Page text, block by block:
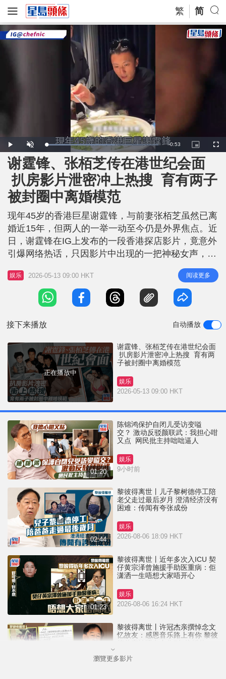
繁 简
P
l
a
y
U
n
m
u
t
e
L
o
a
d
e
d
:
6
1
.
6
0
R
e
m
n
n
-0:53
P
i
c
u
e
-
c
t
r
e
F
u
e
谢霆锋、张栢芝传在港世纪会面
扒房影片泄密冲上热搜 育有两子
被封圈中离婚模范
现年45岁的香港巨星谢霆锋，与前妻张栢芝虽然已离
婚近15年，但两人的一举一动至今仍是外界焦点。近
日，谢霆锋在IG上发布的一段香港探店影片，竟意外
引爆网络热话，只因影片中出现的一把神秘女声，被
无数网民认为与张栢芝的声音极其相似，令这对前夫
妻疑似在香港秘密会面的消息冲上热搜，引发讨论，
网民都估计二人为了儿子而见面。 谢霆锋探店影片
女声成焦点 事件的开端是谢霆锋分享的一段标注为
娱乐 2026-05-13 09:00 HKT 阅读更多
接下来播放 自动播放
正在播放中
谢霆锋、张栢芝传在港世纪会面
扒房影片泄密冲上热搜 育有两
子被封圈中离婚模范
娱乐
2026-05-13 09:00 HKT
01:20
陈锦鸿保护自闭儿受访变嗌
交？ 激动反驳颜联武：我担心咁
又点 网民批主持咄咄逼人
娱乐
9小时前
02:44
黎彼得离世丨儿子黎树德停工陪
老父走过最后岁月 澄清经济没有
困难：传闻有夸张成份
娱乐
2026-08-06 18:09 HKT
01:23
黎彼得离世丨近年多次入ICU 契
仔黄宗泽曾施援手助医重病：佢
潇洒一生唔想大家唔开心
娱乐
2026-08-06 16:24 HKT
黎彼得离世丨许冠杰亲撰悼念文
忆故友：感恩音乐路上有你 黎彼
娱乐
瀏覽更多影片